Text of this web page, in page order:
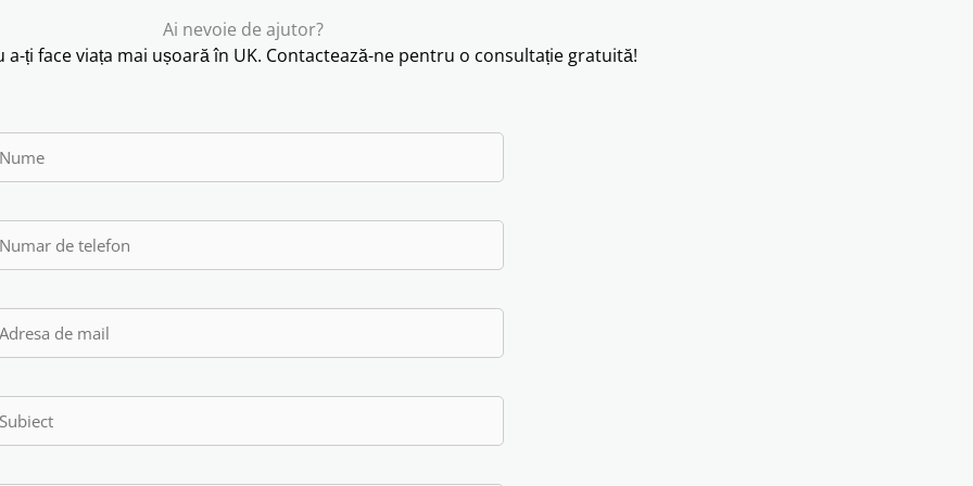
Ai nevoie de ajutor?
ți face viața mai ușoară în UK. Contactează-ne pentru o consultație gratuită!